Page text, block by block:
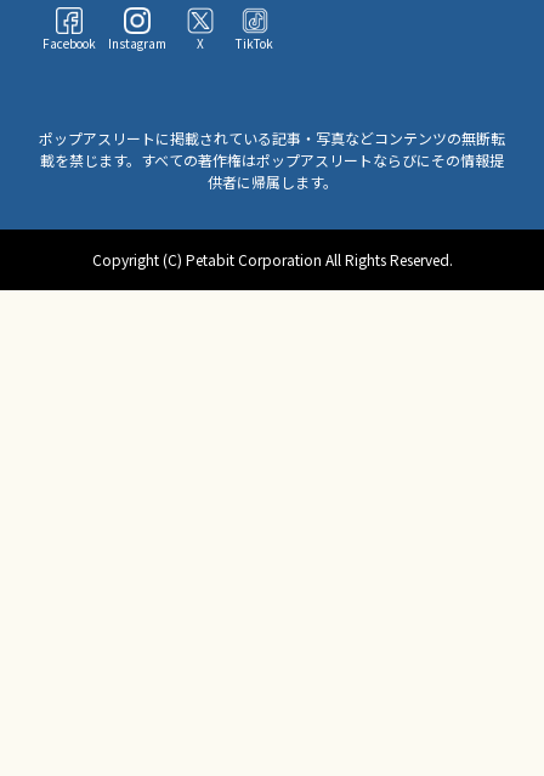
Facebook Instagram X TikTok
ポップアスリートに掲載されている記事・写真などコンテンツの無断転
載を禁じます。すべての著作権はポップアスリートならびにその情報提
供者に帰属します。
Copyright (C) Petabit Corporation All Rights Reserved.